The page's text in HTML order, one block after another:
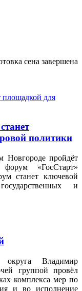
сена завершена
политики
пройдёт
«ГосСтарт»
станет ключевой
и
округа Владимир
группой провёл
комплекса мер по
и во исполнение